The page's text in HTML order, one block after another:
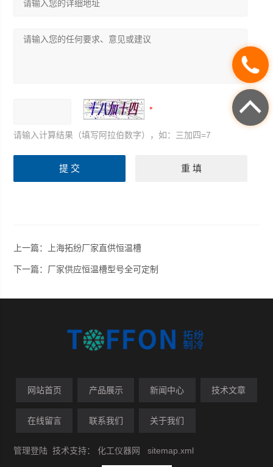
请输入计算结果（填写阿拉伯数字），如：三加四=7
上一篇： 上海拓纷厂家直供恒温槽
下一篇： 厂家供应恒温槽型号全可定制
网站首页 产品展示 新闻中心 技术文章
在线留言 联系我们 关于我们
管理登陆 技术支持：化工仪器网 sitemap.xml